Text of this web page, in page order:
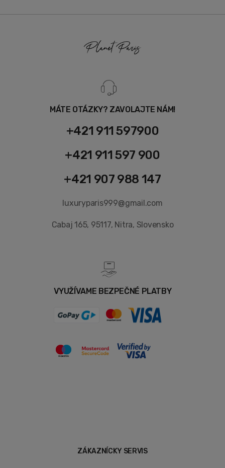
MÁTE OTÁZKY? ZAVOLAJTE NÁM!
+421 911 597900
+421 911 597 900
+421 907 988 147
luxuryparis999@gmail.com
Cabaj 165, 95117, Nitra, Slovensko
VYUŽÍVAME BEZPEČNÉ PLATBY
ZÁKAZNÍCKY SERVIS